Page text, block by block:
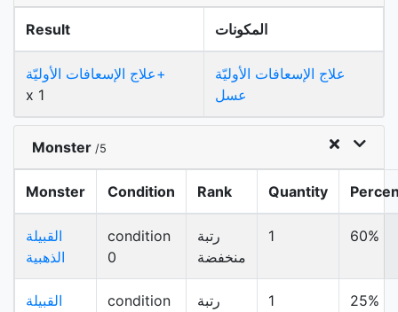
Result المكونات
علاج الإسعافات الأوليّة+
x 1
علاج الإسعافات الأوليّة
عسل
Monster /5
Monster Condition Rank Quantity
القبيلة
الذهبية
condition
0
رتبة
منخفضة
1 60%
القبيلة
condition
رتبة
1 25%